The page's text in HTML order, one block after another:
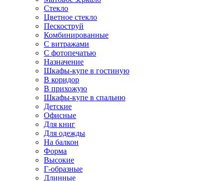
Стекло
Цветное стекло
Пескоструй
Комбинированные
С витражами
С фотопечатью
Назначение
Шкафы-купе в гостиную
В коридор
В прихожую
Шкафы-купе в спальню
Детские
Офисные
Для книг
Для одежды
На балкон
Форма
Высокие
Г-образные
Длинные